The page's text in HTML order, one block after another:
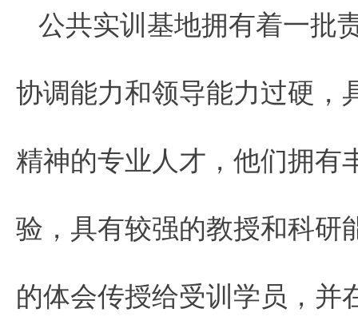
公共实训基地拥有着一批
协调能力和领导能力过硬，
精神的专业人才，他们拥有
验，具有较强的教授和科研
的体会传授给受训学员，并